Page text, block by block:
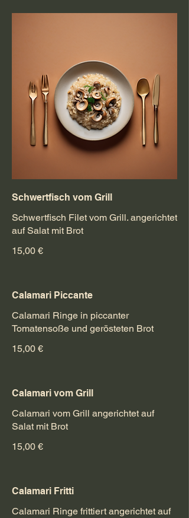
Schwertfisch vom Grill
Schwertfisch Filet vom Grill. angerichtet
auf Salat mit Brot
15,00 €
Calamari Piccante
Calamari Ringe in piccanter
Tomatensoße und gerösteten Brot
15,00 €
Calamari vom Grill
Calamari vom Grill angerichtet auf
Salat mit Brot
15,00 €
Calamari Fritti
Calamari Ringe frittiert angerichtet auf